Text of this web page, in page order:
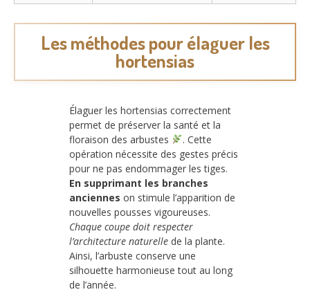
Les méthodes pour élaguer les
hortensias
Élaguer les hortensias correctement
permet de préserver la santé et la
floraison des arbustes
. Cette
opération nécessite des gestes précis
pour ne pas endommager les tiges.
En supprimant les branches
anciennes on stimule l’apparition de
nouvelles pousses vigoureuses.
Chaque coupe doit respecter
l’architecture naturelle de la plante.
Ainsi, l’arbuste conserve une
silhouette harmonieuse tout au long
de l’année.